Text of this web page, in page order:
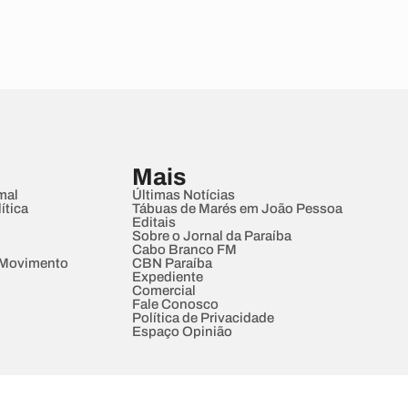
Mais
Últimas Notícias
Tábuas de Marés em João Pessoa
Editais
Sobre o Jornal da Paraíba
Cabo Branco FM
CBN Paraíba
Expediente
Comercial
Fale Conosco
Política de Privacidade
Espaço Opinião